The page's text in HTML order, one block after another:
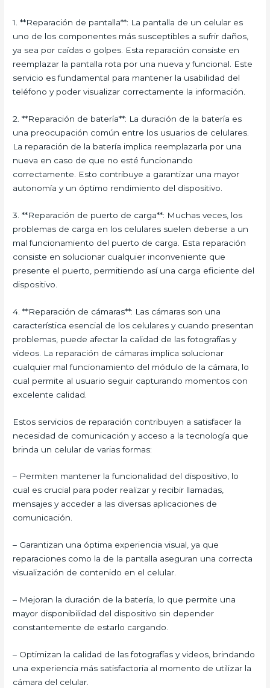
1. **Reparación de pantalla**: La pantalla de un celular es
uno de los componentes más susceptibles a sufrir daños,
ya sea por caídas o golpes. Esta reparación consiste en
reemplazar la pantalla rota por una nueva y funcional. Este
servicio es fundamental para mantener la usabilidad del
teléfono y poder visualizar correctamente la información.
2. **Reparación de batería**: La duración de la batería es
una preocupación común entre los usuarios de celulares.
La reparación de la batería implica reemplazarla por una
nueva en caso de que no esté funcionando
correctamente. Esto contribuye a garantizar una mayor
autonomía y un óptimo rendimiento del dispositivo.
3. **Reparación de puerto de carga**: Muchas veces, los
problemas de carga en los celulares suelen deberse a un
mal funcionamiento del puerto de carga. Esta reparación
consiste en solucionar cualquier inconveniente que
presente el puerto, permitiendo así una carga eficiente del
dispositivo.
4. **Reparación de cámaras**: Las cámaras son una
característica esencial de los celulares y cuando presentan
problemas, puede afectar la calidad de las fotografías y
videos. La reparación de cámaras implica solucionar
cualquier mal funcionamiento del módulo de la cámara, lo
cual permite al usuario seguir capturando momentos con
excelente calidad.
Estos servicios de reparación contribuyen a satisfacer la
necesidad de comunicación y acceso a la tecnología que
brinda un celular de varias formas:
– Permiten mantener la funcionalidad del dispositivo, lo
cual es crucial para poder realizar y recibir llamadas,
mensajes y acceder a las diversas aplicaciones de
comunicación.
– Garantizan una óptima experiencia visual, ya que
reparaciones como la de la pantalla aseguran una correcta
visualización de contenido en el celular.
– Mejoran la duración de la batería, lo que permite una
mayor disponibilidad del dispositivo sin depender
constantemente de estarlo cargando.
– Optimizan la calidad de las fotografías y videos, brindando
una experiencia más satisfactoria al momento de utilizar la
cámara del celular.